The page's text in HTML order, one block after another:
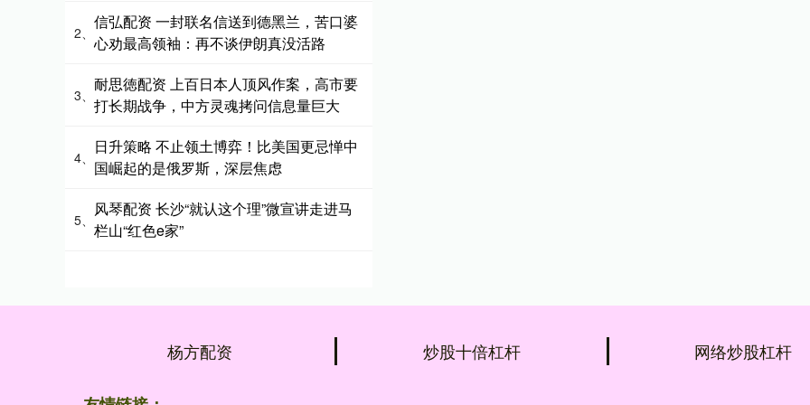
2、
信弘配资 一封联名信送到德黑兰，苦口婆
心劝最高领袖：再不谈伊朗真没活路
3、
耐思徳配资 上百日本人顶风作案，高市要
打长期战争，中方灵魂拷问信息量巨大
4、
日升策略 不止领土博弈！比美国更忌惮中
国崛起的是俄罗斯，深层焦虑
5、
风琴配资 长沙“就认这个理”微宣讲走进马
栏山“红色e家”
杨方配资 炒股十倍杠杆 网络炒股杠杆